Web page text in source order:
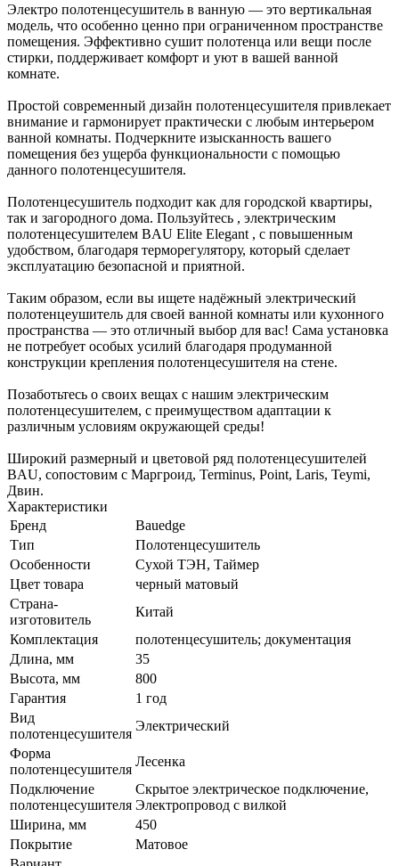
Электро полотенцесушитель в ванную — это вертикальная
модель, что особенно ценно при ограниченном пространстве
помещения. Эффективно сушит полотенца или вещи после
стирки, поддерживает комфорт и уют в вашей ванной
комнате.
Простой современный дизайн полотенцесушителя привлекает
внимание и гармонирует практически с любым интерьером
ванной комнаты. Подчеркните изысканность вашего
помещения без ущерба функциональности с помощью
данного полотенцесушителя.
Полотенцесушитель подходит как для городской квартиры,
так и загородного дома. Пользуйтесь , электрическим
полотенцесушителем BAU Elite Elegant , с повышенным
удобством, благодаря терморегулятору, который сделает
эксплуатацию безопасной и приятной.
Таким образом, если вы ищете надёжный электрический
полотенцеушитель для своей ванной комнаты или кухонного
пространства — это отличный выбор для вас! Сама установка
не потребует особых усилий благодаря продуманной
конструкции крепления полотенцесушителя на стене.
Позаботьтесь о своих вещах с нашим электрическим
полотенцесушителем, c преимуществом адаптации к
различным условиям окружающей среды!
Широкий размерный и цветовой ряд полотенцесушителей
BAU, сопостовим с Маргроид, Terminus, Point, Laris, Teymi,
Двин.
Характеристики
Бренд
Bauedge
Тип
Полотенцесушитель
Особенности
Сухой ТЭН, Таймер
Цвет товара
черный матовый
Страна-
изготовитель
Китай
Комплектация
полотенцесушитель; документация
Длина, мм
35
Высота, мм
800
Гарантия
1 год
Вид
полотенцесушителя
Электрический
Форма
полотенцесушителя
Лесенка
Подключение
полотенцесушителя
Скрытое электрическое подключение,
Электропровод с вилкой
Ширина, мм
450
Покрытие
Матовое